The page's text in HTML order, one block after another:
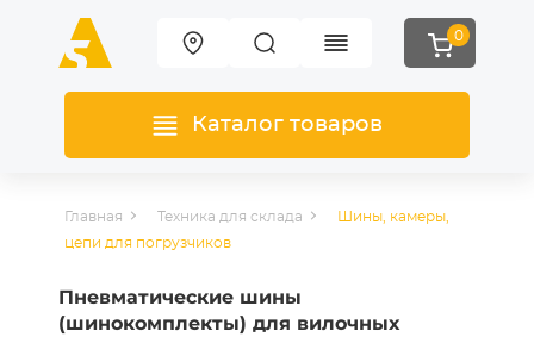
0
Каталог товаров
Главная Техника для склада
Шины, камеры,
цепи для погрузчиков
Пневматические шины
(шинокомплекты) для вилочных